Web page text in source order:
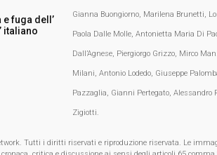
fuga dell’
italiano
Gianna Buongiorno, Marilena Brunetti,
Paola Dalle Molle, Antonietta Maria Di
Dall’Agnese, Piergiorgo Grizzo, Mirco
Milani, Antonio Lodedo, Giuseppe
Pazzaglia, Gianni Pertegato, Alessandro
Zigiotti.
Tutti i diritti riservati e riproduzione riservata. Le